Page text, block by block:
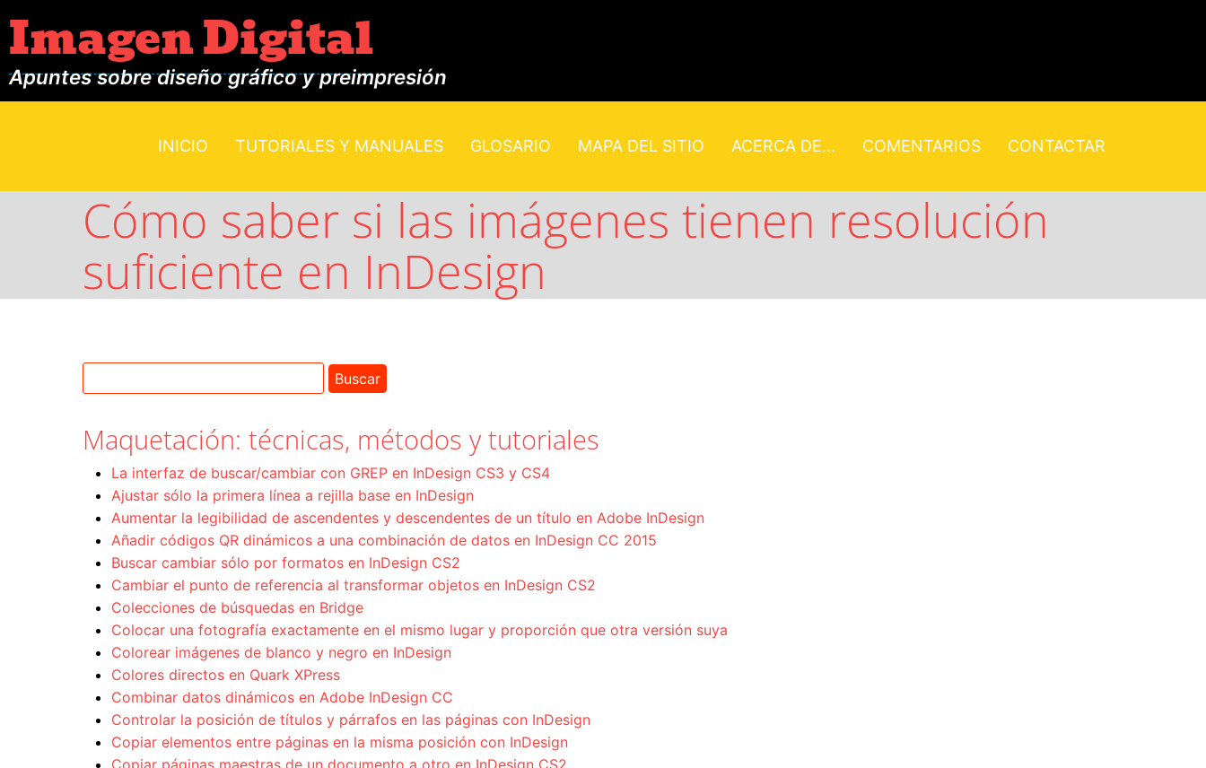
Imagen Digital
Apuntes sobre diseño gráfico y preimpresión
INICIO TUTORIALES Y MANUALES GLOSARIO MAPA DEL SITIO ACERCA DE... COMENTARIOS CONTACTAR
Cómo saber si las imágenes tienen resolución
suficiente en InDesign
Maquetación: técnicas, métodos y tutoriales
La interfaz de buscar/cambiar con GREP en InDesign CS3 y CS4
Ajustar sólo la primera línea a rejilla base en InDesign
Aumentar la legibilidad de ascendentes y descendentes de un título en Adobe InDesign
Añadir códigos QR dinámicos a una combinación de datos en InDesign CC 2015
Buscar cambiar sólo por formatos en InDesign CS2
Cambiar el punto de referencia al transformar objetos en InDesign CS2
Colecciones de búsquedas en Bridge
Colocar una fotografía exactamente en el mismo lugar y proporción que otra versión suya
Colorear imágenes de blanco y negro en InDesign
Colores directos en Quark XPress
Combinar datos dinámicos en Adobe InDesign CC
Controlar la posición de títulos y párrafos en las páginas con InDesign
Copiar elementos entre páginas en la misma posición con InDesign